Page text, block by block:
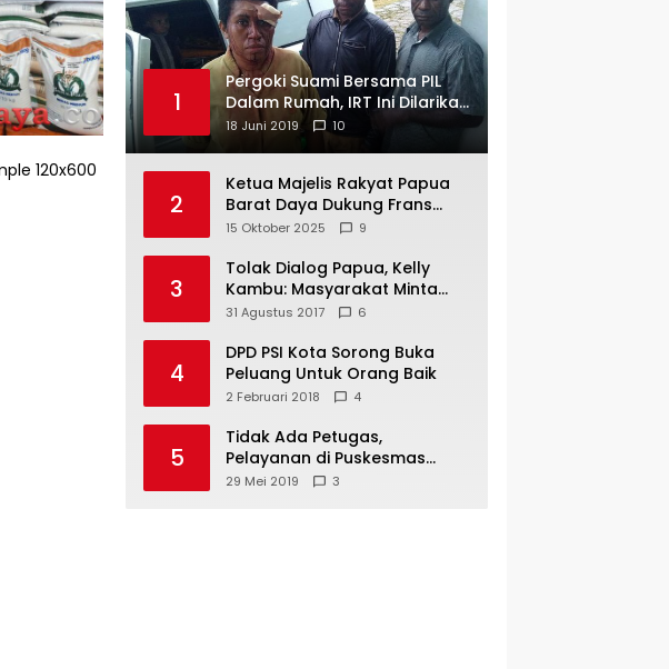
1
Pergoki Suami Bersama PIL
Dalam Rumah, IRT Ini Dilarikan
ke RS
18 Juni 2019 10
2
Ketua Majelis Rakyat Papua
Barat Daya Dukung Frans
Pigome Sebagai Presidir PT
15 Oktober 2025 9
3
Tolak Dialog Papua, Kelly
Kambu: Masyarakat Minta
Pemekaran
31 Agustus 2017 6
4
DPD PSI Kota Sorong Buka
Peluang Untuk Orang Baik
2 Februari 2018 4
5
Tidak Ada Petugas,
Pelayanan di Puskesmas
Mare-Maybrat Lumpuh
29 Mei 2019 3